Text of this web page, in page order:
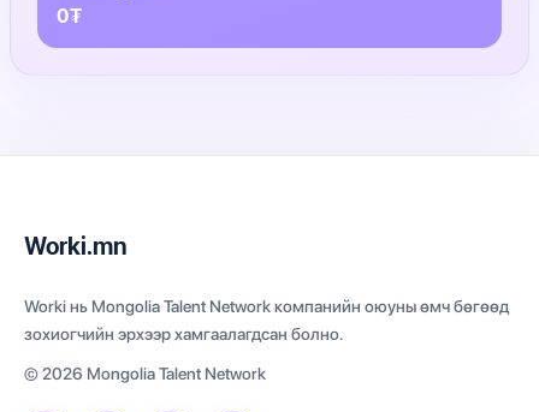
0₮
Worki.mn
Worki нь Mongolia Talent Network компанийн оюуны өмч бөгөөд
зохиогчийн эрхээр хамгаалагдсан болно.
© 2026 Mongolia Talent Network